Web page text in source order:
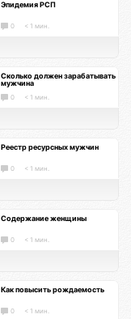
Эпидемия РСП
0 < 1 мин.
Сколько должен зарабатывать
мужчина
0 < 1 мин.
Реестр ресурсных мужчин
0 < 1 мин.
Содержание женщины
0 < 1 мин.
Как повысить рождаемость
0 < 1 мин.